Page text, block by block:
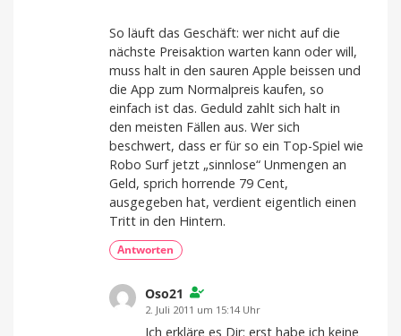
So läuft das Geschäft: wer nicht auf die
nächste Preisaktion warten kann oder will,
muss halt in den sauren Apple beissen und
die App zum Normalpreis kaufen, so
einfach ist das. Geduld zahlt sich halt in
den meisten Fällen aus. Wer sich
beschwert, dass er für so ein Top-Spiel wie
Robo Surf jetzt „sinnlose“ Unmengen an
Geld, sprich horrende 79 Cent,
ausgegeben hat, verdient eigentlich einen
Tritt in den Hintern.
Antworten
Oso21
2. Juli 2011 um 15:14 Uhr
Ich erkläre es Dir: erst habe ich keine